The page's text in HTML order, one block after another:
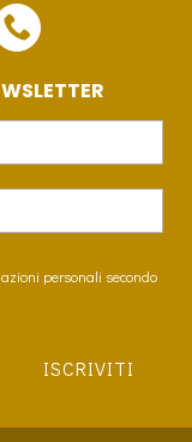
personali secondo
ISCRIVITI